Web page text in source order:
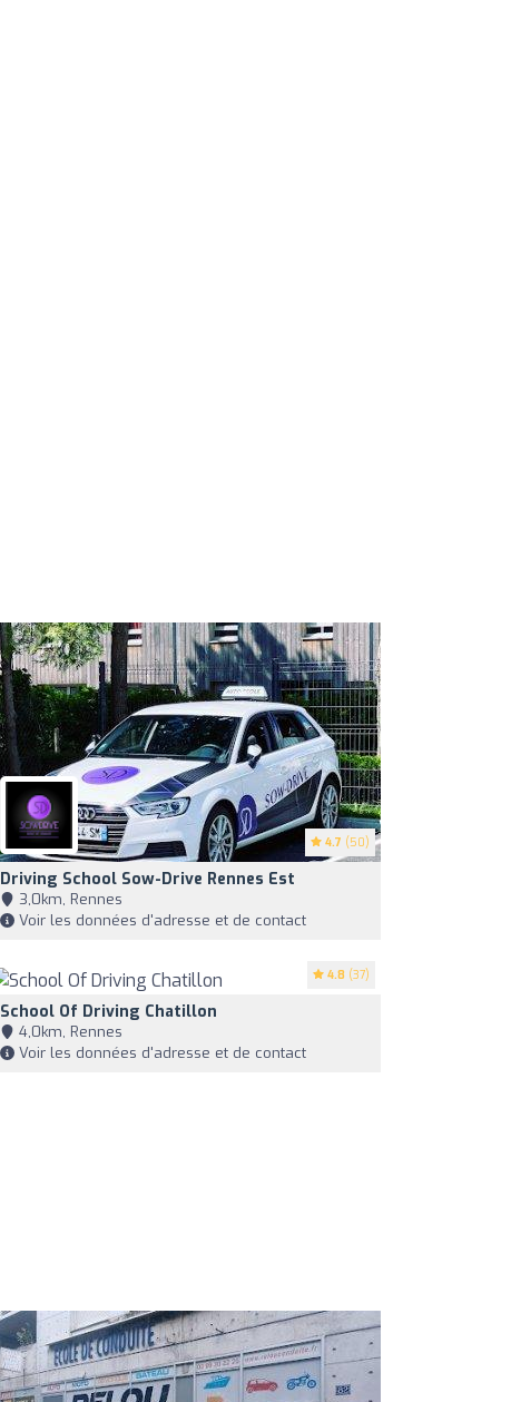
4.7 (50)
Driving School Sow-Drive Rennes Est
3,0km, Rennes
Voir les données d'adresse et de contact
4.8 (37)
School Of Driving Chatillon
4,0km, Rennes
Voir les données d'adresse et de contact